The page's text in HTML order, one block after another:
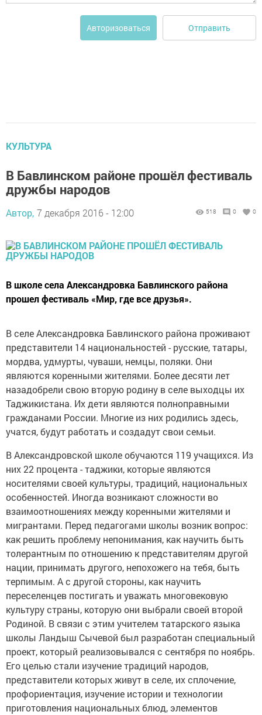
Авторизоваться Отправить
КУЛЬТУРА
В Бавлинском районе прошёл фестиваль
дружбы народов
Автор, 7 декабря 2016 - 12:00 518 0 0
В школе села Александровка Бавлинского района
прошел фестиваль «Мир, где все друзья».
В селе Александровка Бавлинского района проживают
представители 14 национальностей - русские, татары,
мордва, удмурты, чуваши, немцы, поляки. Они
являются коренными жителями. Более десяти лет
назадобрели свою вторую родину в селе выходцы их
Таджикистана. Их дети являются полноправными
гражданами России. Многие из них родились здесь,
учатся, будут работать и создадут свои семьи.
В Александровской школе обучаются 119 учащихся. Из
них 22 процента - таджики, которые являются
носителями своей культуры, традиций, национальных
особенностей. Иногда возникают сложности во
взаимоотношениях между коренными жителями и
мигрантами. Перед педагогами школы возник вопрос:
как решить проблему непонимания, как научить быть
толерантным по отношению к представителям другой
нации, принимать другого, непохожего на тебя, быть
терпимым. А с другой стороны, как научить
переселенцев постигать и уважать многовековую
культуру страны, которую они выбрали своей второй
Родиной. В связи с этим учителем татарского языка
школы Ландыш Сычевой был разработан специальный
проект, который реализовывался с сентября по ноябрь.
Его целью стали изучение традиций народов,
представители которых живут в селе, их сплочение,
профориентация, изучение истории и технологии
приготовления национальных блюд, элементов